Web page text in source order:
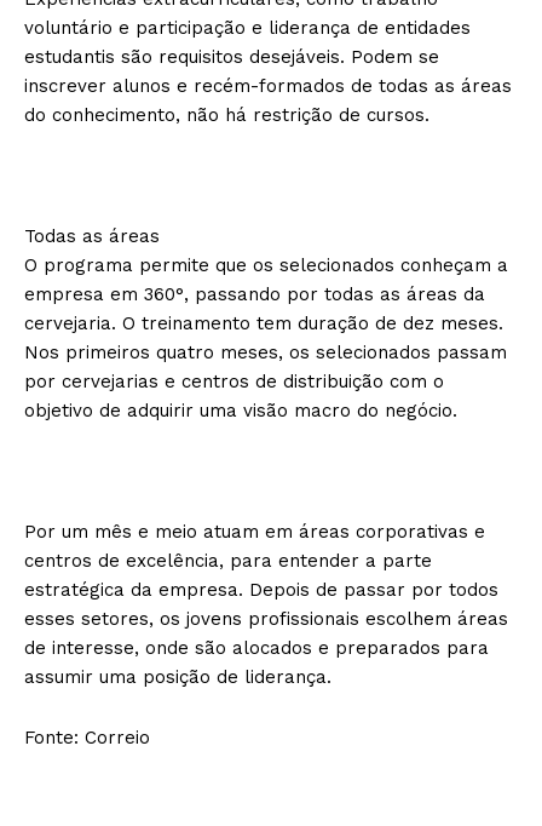
voluntário e participação e liderança de entidades
estudantis são requisitos desejáveis. Podem se
inscrever alunos e recém-formados de todas as áreas
do conhecimento, não há restrição de cursos.
Todas as áreas
O programa permite que os selecionados conheçam a
empresa em 360°, passando por todas as áreas da
cervejaria. O treinamento tem duração de dez meses.
Nos primeiros quatro meses, os selecionados passam
por cervejarias e centros de distribuição com o
objetivo de adquirir uma visão macro do negócio.
Por um mês e meio atuam em áreas corporativas e
centros de excelência, para entender a parte
estratégica da empresa. Depois de passar por todos
esses setores, os jovens profissionais escolhem áreas
de interesse, onde são alocados e preparados para
assumir uma posição de liderança.
Fonte: Correio